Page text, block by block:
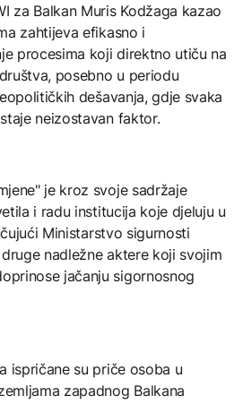
za Balkan Muris Kodžaga kazao
zahtijeva efikasno i
procesima koji direktno utiču na
posebno u periodu
dešavanja, gdje svaka
neizostavan faktor.
je kroz svoje sadržaje
i radu institucija koje djeluju u
Ministarstvo sigurnosti
nadležne aktere koji svojim
jačanju sigornosnog
ispričane su priče osoba u
zapadnog Balkana